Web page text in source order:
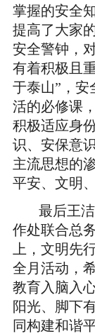
掌握的安全
提高了大家
安全警钟，
有着积极且
于泰山”，安
活的必修课
积极适应身
识、安保意
主流思想的
平安、文明
最后王
作处联合总
上，文明先
全月活动，
教育入脑入
阳光、脚下
同构建和谐